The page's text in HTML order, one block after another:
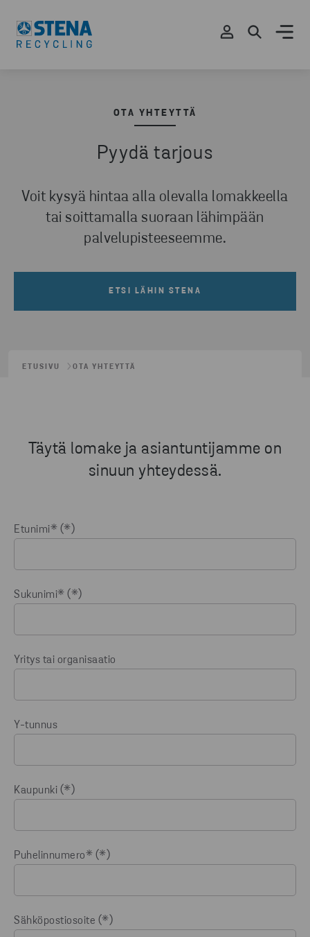
OTA YHTEYTTÄ
Pyydä tarjous
Voit kysyä hintaa alla olevalla lomakkeella
tai soittamalla suoraan lähimpään
palvelupisteeseemme.
ETSI LÄHIN STENA
ETUSIVU OTA YHTEYTTÄ
Täytä lomake ja asiantuntijamme on
sinuun yhteydessä.
Etunimi*
Sukunimi*
Yritys tai organisaatio
Y-tunnus
Kaupunki
Puhelinnumero*
Sähköpostiosoite